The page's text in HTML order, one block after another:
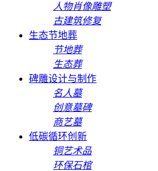
人物肖像雕塑
古建筑修复
生态节地葬
节地葬
生态葬
碑雕设计与制作
名人墓
创意墓碑
商艺墓
低碳循环创新
铜艺术品
环保石棺